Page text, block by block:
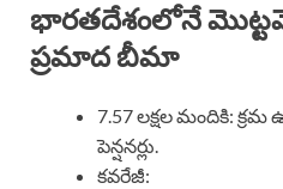
భారతదేశంలోనే
ప్రమాద బీమా
7.57 లక్షల మందికి:
పెన్షనర్లు.
కవరేజీ: